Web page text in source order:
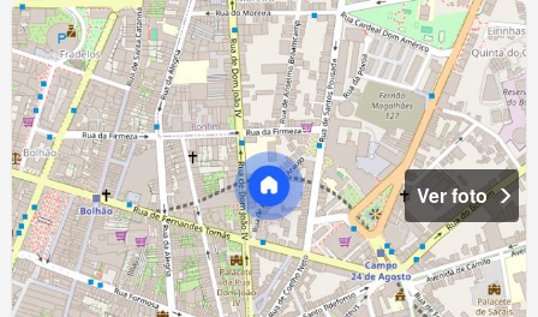
Ver foto